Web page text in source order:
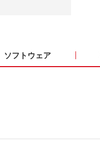
ソフトウェア